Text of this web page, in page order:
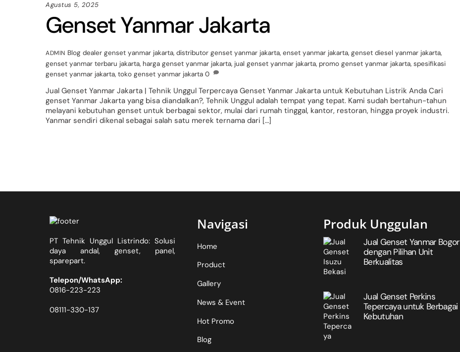
Agustus 5, 2025
Genset Yanmar Jakarta
ADMIN Blog dealer genset yanmar jakarta,distributor genset yanmar jakarta,enset yanmar jakarta,genset diesel yanmar jakarta,
genset yanmar terbaru jakarta, harga genset yanmar jakarta, jual genset yanmar jakarta, promo genset yanmar jakarta, spesifikasi
genset yanmar jakarta, toko genset yanmar jakarta 0
Jual Genset Yanmar Jakarta | Tehnik Unggul Terpercaya Genset Yanmar Jakarta untuk Kebutuhan Listrik Anda Cari
genset Yanmar Jakarta yang bisa diandalkan?, Tehnik Unggul adalah tempat yang tepat. Kami sudah bertahun-tahun
melayani kebutuhan genset untuk berbagai sektor, mulai dari rumah tinggal, kantor, restoran, hingga proyek industri.
Yanmar sendiri dikenal sebagai salah satu merek ternama dari […]
PT Tehnik Unggul Listrindo: Solusi
daya andal, genset, panel,
sparepart.
Telepon/WhatsApp:
0816-223-223
08111-330-137
Navigasi
Home
Product
Gallery
News & Event
Hot Promo
Blog
Produk Unggulan
Jual Genset Yanmar Bogor
dengan Pilihan Unit
Berkualitas
Jual Genset Perkins
Tepercaya untuk Berbagai
Kebutuhan